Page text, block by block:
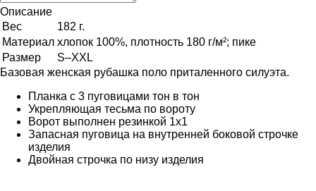
Описание
Вес
182 г.
Материал хлопок 100%, плотность 180 г/м²; пике
Размер
S–XXL
Базовая женская рубашка поло приталенного силуэта.
Планка с 3 пуговицами тон в тон
Укрепляющая тесьма по вороту
Ворот выполнен резинкой 1х1
Запасная пуговица на внутренней боковой строчке
изделия
Двойная строчка по низу изделия